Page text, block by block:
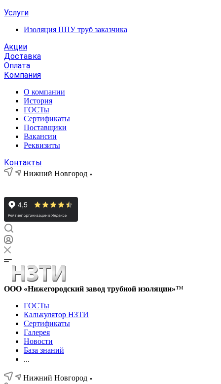
Услуги
Изоляция ППУ труб заказчика
Акции
Доставка
Оплата
Компания
О компании
История
ГОСТы
Сертификаты
Поставщики
Вакансии
Реквизиты
Контакты
Нижний Новгород
ООО «Нижегородский завод трубной изоляции»™
ГОСТы
Калькулятор НЗТИ
Сертификаты
Галерея
Новости
База знаний
...
Нижний Новгород